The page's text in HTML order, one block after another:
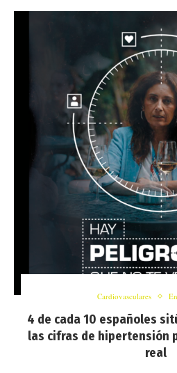
Cardiovasculares
4 de cada 10 españoles
las cifras de hipertensión
real